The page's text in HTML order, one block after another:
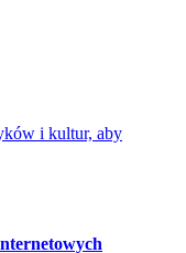
i kultur, aby